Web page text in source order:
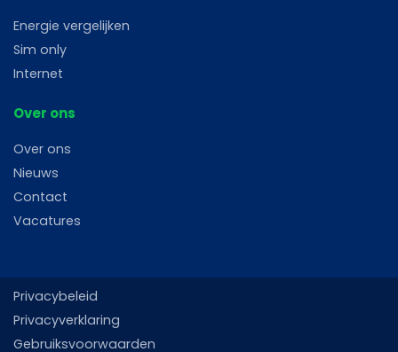
Energie vergelijken
Sim only
Internet
Over ons
Over ons
Nieuws
Contact
Vacatures
Privacybeleid
Privacyverklaring
Gebruiksvoorwaarden